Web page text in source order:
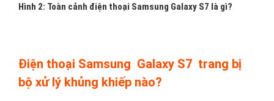
Hình 2: Toàn cảnh điện thoại Samsung Galaxy S7 là gì?
Điện thoại Samsung Galaxy S7 trang bị
bộ xử lý khủng khiếp nào?